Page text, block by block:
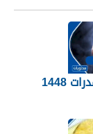
دعاء اختبار القدرات 1448